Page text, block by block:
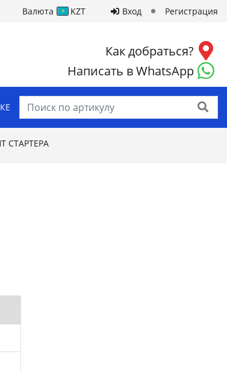
Валюта KZT Вход Регистрация
Как добраться?
Написать в WhatsApp
Найти
СТАРТЕРА